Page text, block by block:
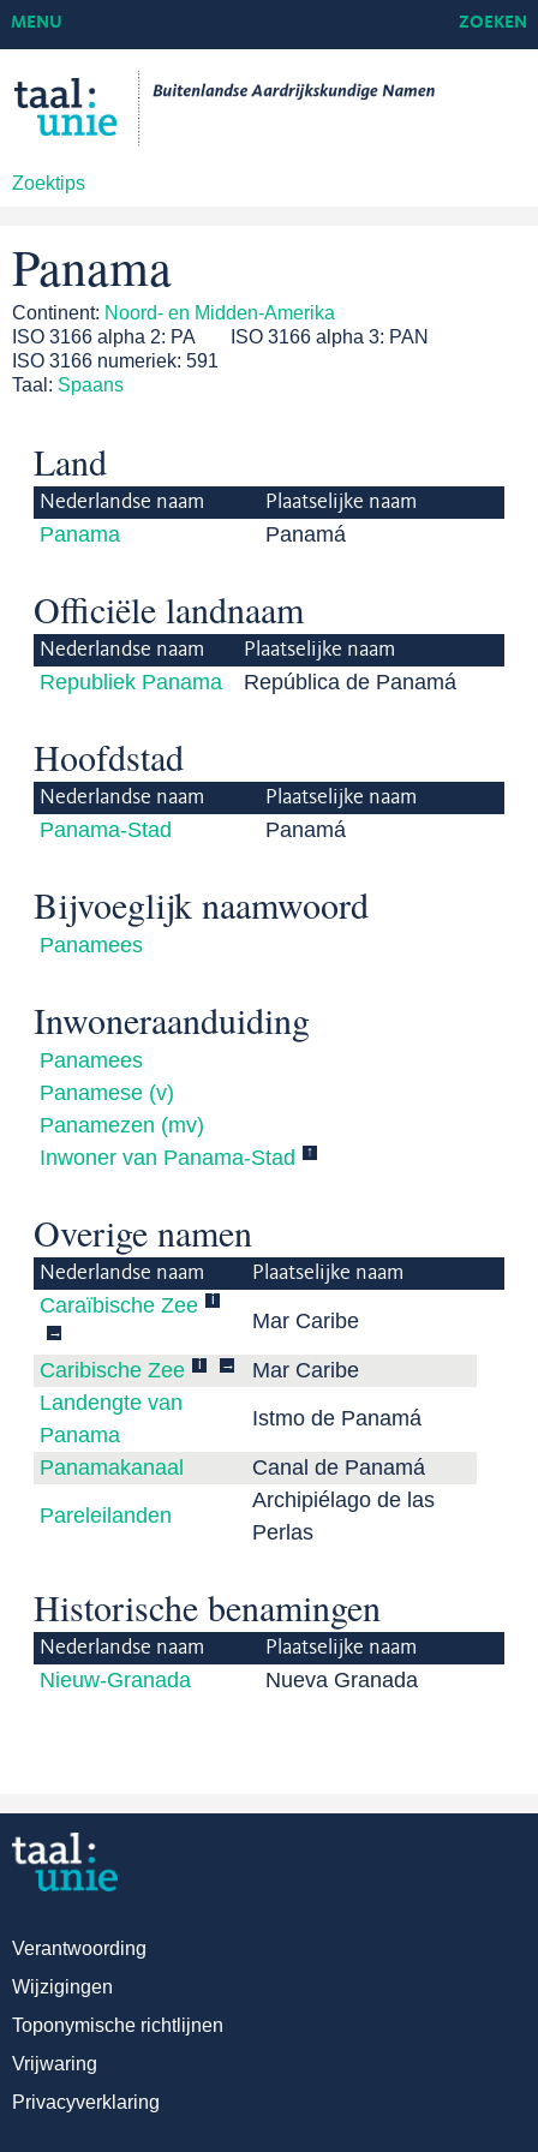
Zoektips
MENU ZOEKEN
Panama
Continent: Noord- en Midden-Amerika
ISO 3166 alpha 2: PA ISO 3166 alpha 3: PAN
ISO 3166 numeriek: 591
Taal: Spaans
Land
Nederlandse naam Plaatselijke naam
Panama Panamá
Officiële landnaam
Nederlandse naam Plaatselijke naam
Republiek Panama República de Panamá
Hoofdstad
Nederlandse naam Plaatselijke naam
Panama-Stad Panamá
Bijvoeglijk naamwoord
Panamees
Inwoneraanduiding
Panamees
Panamese (v)
Panamezen (mv)
Inwoner van Panama-Stad
↑
Overige namen
Nederlandse naam Plaatselijke naam
Caraïbische Zee
i
→
Mar Caribe
Caribische Zee i →
Mar Caribe
Landengte van
Panama
Istmo de Panamá
Panamakanaal
Canal de Panamá
Pareleilanden
Archipiélago de las
Perlas
Historische benamingen
Nederlandse naam Plaatselijke naam
Nieuw-Granada Nueva Granada
Verantwoording
Wijzigingen
Toponymische richtlijnen
Vrijwaring
Privacyverklaring